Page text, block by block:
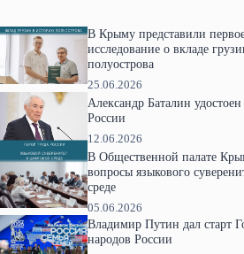
В Крыму представили
исследование о вкладе
полуострова
25.06.2026
Александр Баталин
России
12.06.2026
В Общественной палате
вопросы языкового
среде
05.06.2026
Владимир Путин дал старт
народов России